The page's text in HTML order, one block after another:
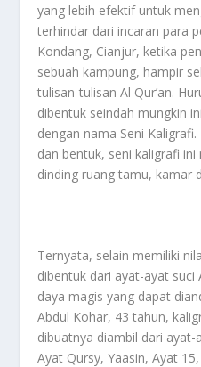
yang lebih efektif untuk
terhindar dari incaran para
Kondang, Cianjur, ketika
sebuah kampung, hampir
tulisan-tulisan Al Qur’an.
dibentuk seindah mungkin
dengan nama Seni
dan bentuk, seni kaligrafi
dinding ruang tamu, kamar
Ternyata, selain memiliki
dibentuk dari ayat-ayat suci
daya magis yang dapat
Abdul Kohar, 43 tahun,
dibuatnya diambil dari ayat-
Ayat Qursy, Yaasin, Ayat